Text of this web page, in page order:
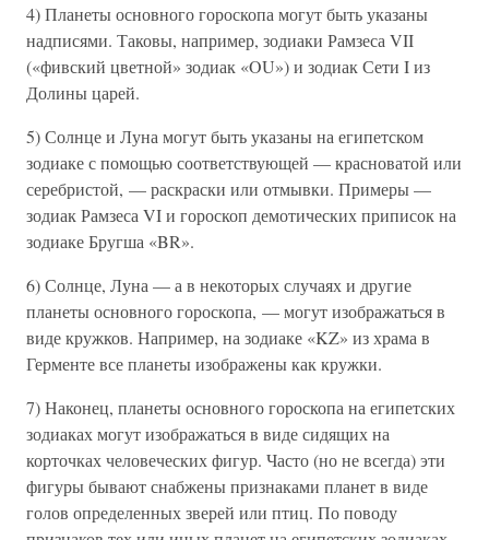
4) Планеты основного гороскопа могут быть указаны
надписями. Таковы, например, зодиаки Рамзеса VII
(«фивский цветной» зодиак «OU») и зодиак Сети I из
Долины царей.
5) Солнце и Луна могут быть указаны на египетском
зодиаке с помощью соответствующей — красноватой или
серебристой, — раскраски или отмывки. Примеры —
зодиак Рамзеса VI и гороскоп демотических приписок на
зодиаке Бругша «BR».
6) Солнце, Луна — а в некоторых случаях и другие
планеты основного гороскопа, — могут изображаться в
виде кружков. Например, на зодиаке «KZ» из храма в
Герменте все планеты изображены как кружки.
7) Наконец, планеты основного гороскопа на египетских
зодиаках могут изображаться в виде сидящих на
корточках человеческих фигур. Часто (но не всегда) эти
фигуры бывают снабжены признаками планет в виде
голов определенных зверей или птиц. По поводу